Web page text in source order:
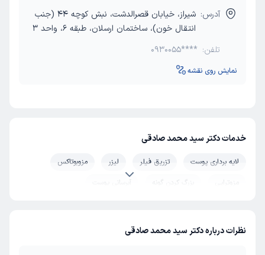
آدرس:
شیراز، خیابان قصرالدشت، نبش کوچه 44 (جنب
انتقال خون)، ساختمان ارسلان، طبقه 6، واحد 3
تلفن: 0930055****
نمایش روی نقشه
خدمات دکتر سید محمد صادقی
لایه برداری پوست تزریق فیلر لیزر
مزوبوتاکس
مزوتراپی
بزرگ کردن گونه
آبرسانی پوست
نظرات درباره دکتر سید محمد صادقی